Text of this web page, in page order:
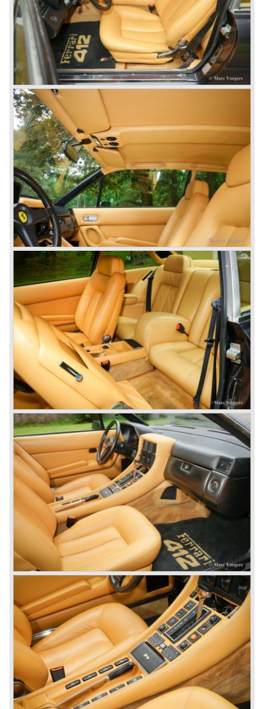
'66) en de Ferrari 275 GTS "Spider" ('64-'66) gaan
voortstuwen.
Een iets grotere versie van deze motor (3967 cc.) zou de
Ferrari 330 GT ('64-'67) en de Ferrari 330 GTC ('66-'68)
gaan aandrijven.
De ultieme variant op deze motor (3285 cc.) zou in de
Ferrari 275 GTB/4 en de Ferrari NART Spyder verschijnen
in 1966. De motor werd voorzien van twee nokkenassen
per cilinderbank en dry-sump smering (zonder oliecarter).
Zes dubbele Weber carburateurs zorgden voor de
ademhaling en het vermogen bedroeg 300 pk. bij 8000
tpm..
Het grote nieuws in 1965 was echter de introductie van de
nieuwe 4390 cc. V12 motor die afgeleid was van de
racemotor uit de Ferrari 365 P. Deze motor kunnen we
vinden in de Ferrari 365 familie. De motor was voorzien
van twee bovenliggende nokkenassen of vier
bovenliggende nokkenassen in combinatie met dry-sump
smering. De wagens met vier nokkenassen hebben een /4
aanduiding.
We onderscheiden de volgende modellen in de 365
familie:
Ferrari 365 GT California ('66-'67), Ferrari 365 GT 2+2
('67-'71), Ferrari 365 GTB/4 "Daytona" ('68-'73), Ferrari
365 GTS/4 Spyder "Daytona" ('69-'73), Ferrari 365 GTC/4
('71-'72), Ferrari 365 GT4 2+2 ('72-'76). In deze familie
hoort de Ferrari 400 GT en GTi ook nog thuis, deze auto
was de opvolger van de 365 GT4 2+2, en deelde hetzelfde
koetswerk. De 400 GT was echter standaard voorzien
van een automatische versnellingsbak. De 400 GTi werd
in 1979 uitgerust met en Bosch K-Jetronic
injectiesysteem. De laatste Ferrari 400 GTi, verliet de
fabriek in 1985.
De Ferrari 365 familie kent nog één telg die de vierde fase
in de Ferrari modelgeschiedenis zou inluiden; de Ferrari
365 GT/4 BB
('73-'76). Deze auto was voorzien van een 4391 cc. 12
cilinder middenmotor volgens het bokser principe. Deze
Ferrari hoort conceptueel niet in de 365 familie thuis maar
kwam in 1973 op de markt als antwoord op de
revolutionaire Lamborghini Miura...
In 1976 werd de 365 GT/4 BB opgevolgd door de Ferrari
512 BB. Uiterlijk dezelfde auto maar voorzien van een
grotere cilinderinhoud van 4942 cc. voorzien van dry-
sump smering.
De verschijning van de Lamborghini Miura en het Ferrari
antwoord op deze auto in de vorm van de 365 GT/4 BB en
vervolgens de 512 BB zouden het begin zijn van de vierde
fase in de Ferrari modelgeschiedenis; de middenmotor V8
modellen. De Ferrari geschiedenis vanaf 1985 zal in de
toekomst worden ingevuld.